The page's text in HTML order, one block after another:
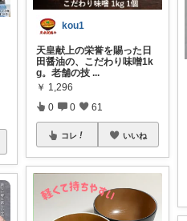
kou1
天皇献上の栄誉を賜った日
田醤油の、こだわり味噌1k
g。老舗の技 ...
￥ 1,296
0 0 61
コレ いいね